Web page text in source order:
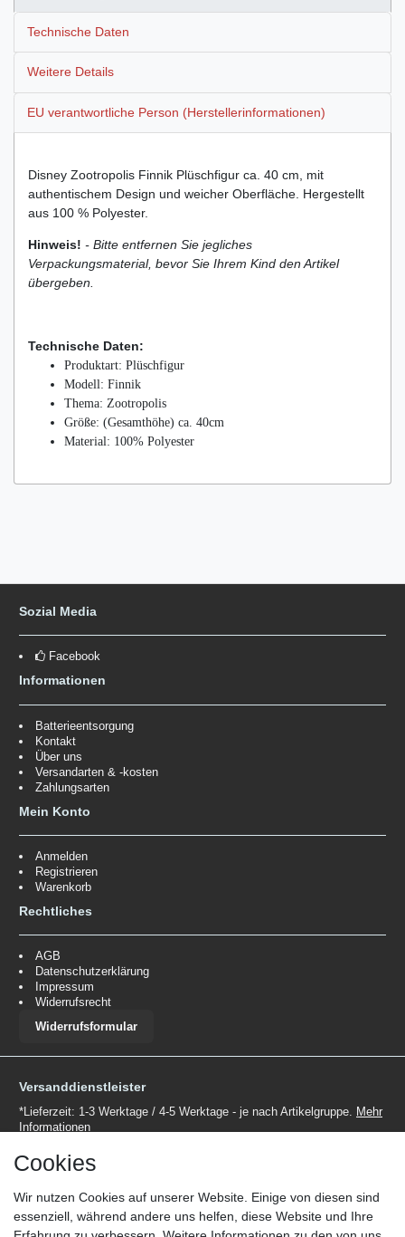
Technische Daten
Weitere Details
EU verantwortliche Person (Herstellerinformationen)
Disney Zootropolis Finnik Plüschfigur ca. 40 cm, mit
authentischem Design und weicher Oberfläche. Hergestellt
aus 100 % Polyester.
Hinweis! - Bitte entfernen Sie jegliches
Verpackungsmaterial, bevor Sie Ihrem Kind den Artikel
übergeben.
Technische Daten:
Produktart: Plüschfigur
Modell: Finnik
Thema: Zootropolis
Größe: (Gesamthöhe) ca. 40cm
Material: 100% Polyester
Sozial Media
Facebook
Informationen
Batterieentsorgung
Kontakt
Über uns
Versandarten & -kosten
Zahlungsarten
Mein Konto
Anmelden
Registrieren
Warenkorb
Rechtliches
AGB
Datenschutzerklärung
Impressum
Widerrufsrecht
Widerrufsformular
Versanddienstleister
*Lieferzeit: 1-3 Werktage / 4-5 Werktage - je nach Artikelgruppe. Mehr
Informationen
Cookies
Wir nutzen Cookies auf unserer Website. Einige von diesen sind
essenziell, während andere uns helfen, diese Website und Ihre